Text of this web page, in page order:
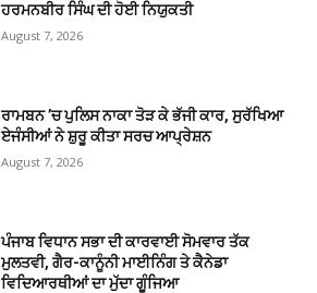
ਹਰਮਨਬੀਰ ਸਿੰਘ ਦੀ ਹੋਈ ਨਿਯੁਕਤੀ
August 7, 2026
ਰਾਮਬਨ ’ਚ ਪੁਲਿਸ ਨਾਕਾ ਤੋੜ ਕੇ ਭੱਜੀ ਕਾਰ, ਸੁਰੱਖਿਆ
ਏਜੰਸੀਆਂ ਨੇ ਸ਼ੁਰੂ ਕੀਤਾ ਸਰਚ ਆਪ੍ਰੇਸ਼ਨ
August 7, 2026
ਪੰਜਾਬ ਵਿਧਾਨ ਸਭਾ ਦੀ ਕਾਰਵਾਈ ਸੋਮਵਾਰ ਤੱਕ
ਮੁਲਤਵੀ, ਗੈਰ-ਕਾਨੂੰਨੀ ਮਾਈਨਿੰਗ ਤੇ ਕੈਨੇਡਾ
ਵਿਦਿਆਰਥੀਆਂ ਦਾ ਮੁੱਦਾ ਗੂੰਜਿਆ